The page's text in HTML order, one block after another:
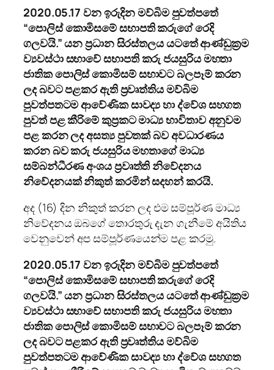
2020.05.17 වන ඉරුදින මව්බිම පුවත්පතේ
“පොලිස් කොමිසමේ සභාපති කරුගේ රෙදි
ගලවයි.” යන ප්‍රධාන සිරස්තලය යටතේ ආණ්ඩුක්‍රම
ව්‍යවස්ථා සභාවේ සභාපති කරු ජයසුරිය මහතා
ජාතික පොලිස් කොමිසම් සභාවට බලපෑම් කරන
ලද බවට පළකර ඇති ප්‍රවෘත්තිය මව්බිම
පුවත්පතටම ආවේණික සාවද්‍ය හා ද්වේශ සහගත
පුවත් පළ කීරිමේ කුප්‍රකට මාධ්‍ය භාවිතාව අනුවම
පළ කරන ලද අසත්‍ය පුවතක් බව අවධාරණය
කරන බව කරු ජයසුරිය මහතාගේ මාධ්‍ය
සම්බන්ධීරණ අංශය ප්‍රවෘත්ති නිවේදනය
නිවේදනයක් නිකුත් කරමින් සදහන් කරයි.
අද (16) දින නිකුත් කරන ලද එම සම්පූර්ණ මාධ්‍ය
නිවේදනය ඔබගේ තොරතුරු දැන ගැනීමේ අයිතිය
වෙනුවෙන් අප සම්පූර්ණයෙන්ම පළ කරමු.
2020.05.17 වන ඉරුදින මව්බිම පුවත්පතේ
“පොලිස් කොමිසමේ සභාපති කරුගේ රෙදි
ගලවයි.” යන ප්‍රධාන සිරස්තලය යටතේ ආණ්ඩුක්‍රම
ව්‍යවස්ථා සභාවේ සභාපති කරු ජයසුරිය මහතා
ජාතික පොලිස් කොමිසම් සභාවට බලපෑම් කරන
ලද බවට පළකර ඇති ප්‍රවෘත්තිය මව්බිම
පුවත්පතටම ආවේණික සාවද්‍ය හා ද්වේශ සහගත